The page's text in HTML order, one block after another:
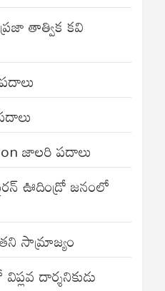
ప్రజా తాత్విక కవి
onజాలరి పదాలు
ఊదిండ్రో జనంలో
సామ్రాజ్యం
దార్శనికుడు